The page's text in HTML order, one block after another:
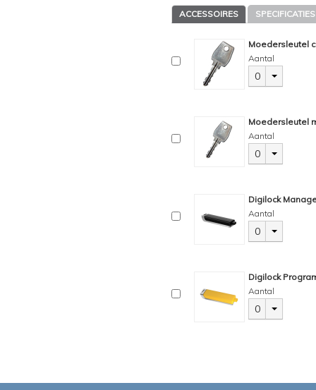
ACCESSOIRES SPECIFICATIES
Moedersleutel
Aantal
0
Moedersleutel
Aantal
0
Digilock
Aantal
0
Digilock
Aantal
0